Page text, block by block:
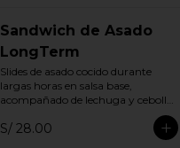
Sandwich de Asado
LongTerm
Slides de asado cocido durante
largas horas en salsa base,
acompañado de lechuga y cebolla
S/ 28.00